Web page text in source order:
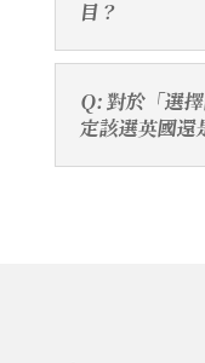
目？
Q: 對於「選
定該選英國還